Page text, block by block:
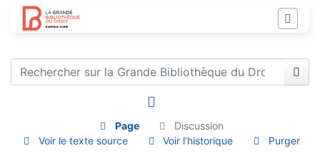
Page
Discussion
Voir le texte source
Voir l’historique Purger